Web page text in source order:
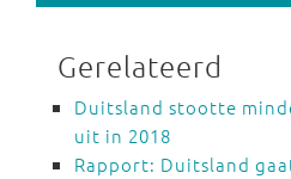
Gerelateerd
Duitsland stootte
uit in 2018
Rapport: Duitsland